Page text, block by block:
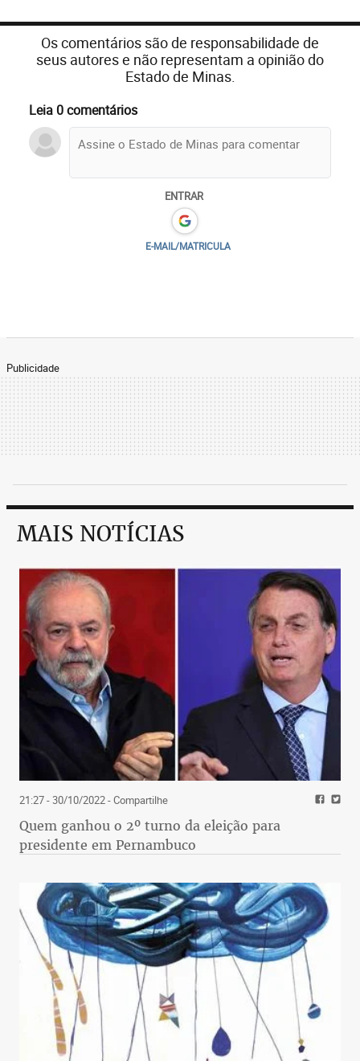
Os comentários são de responsabilidade de
seus autores e não representam a opinião do
Estado de Minas.
Leia 0 comentários
ENTRAR
E-MAIL/MATRICULA
Publicidade
MAIS NOTÍCIAS
21:27 - 30/10/2022- Compartilhe
Quem ganhou o 2º turno da eleição para
presidente em Pernambuco